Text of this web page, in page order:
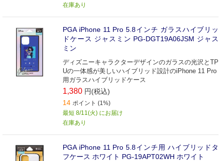
在庫あり
PGA iPhone 11 Pro 5.8インチ ガラスハイブリッ
ドケース ジャスミン PG-DGT19A06JSM ジャス
ミン
ディズニーキャラクターデザインのガラスの光沢とTP
Uの一体感が美しいハイブリッド設計のiPhone 11 Pro
用ガラスハイブリッドケース
1,380 円(税込)
14 ポイント (1%)
最短 8/11(火) にお届け
在庫あり
PGA iPhone 11 Pro 5.8インチ用 ハイブリッドタ
フケース ホワイト PG-19APT02WH ホワイト